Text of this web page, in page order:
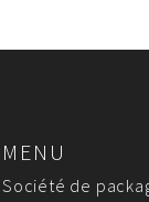
MENU
Société de